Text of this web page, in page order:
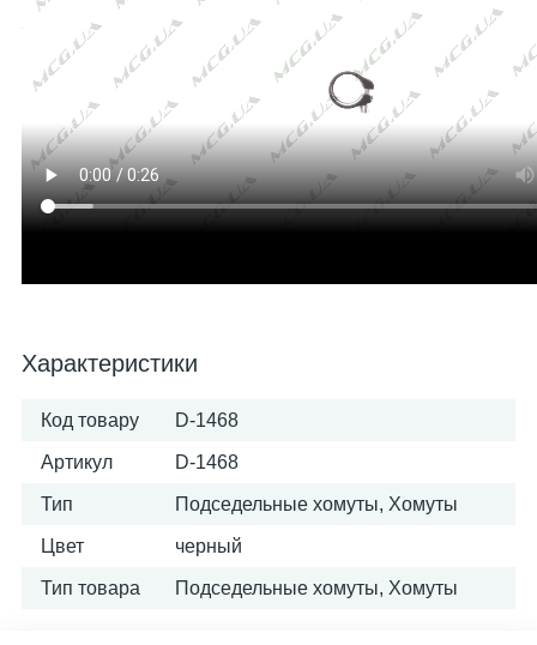
Характеристики
Код товару D-1468
Артикул D-1468
Тип Подседельные хомуты, Хомуты
Цвет черный
Тип товара Подседельные хомуты, Хомуты